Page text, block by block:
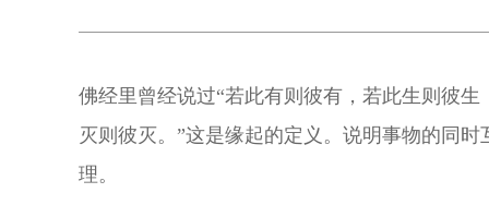
佛经里曾经说过“若此有则彼有，若此生则彼
灭则彼灭。”这是缘起的定义。说明事物的同
理。